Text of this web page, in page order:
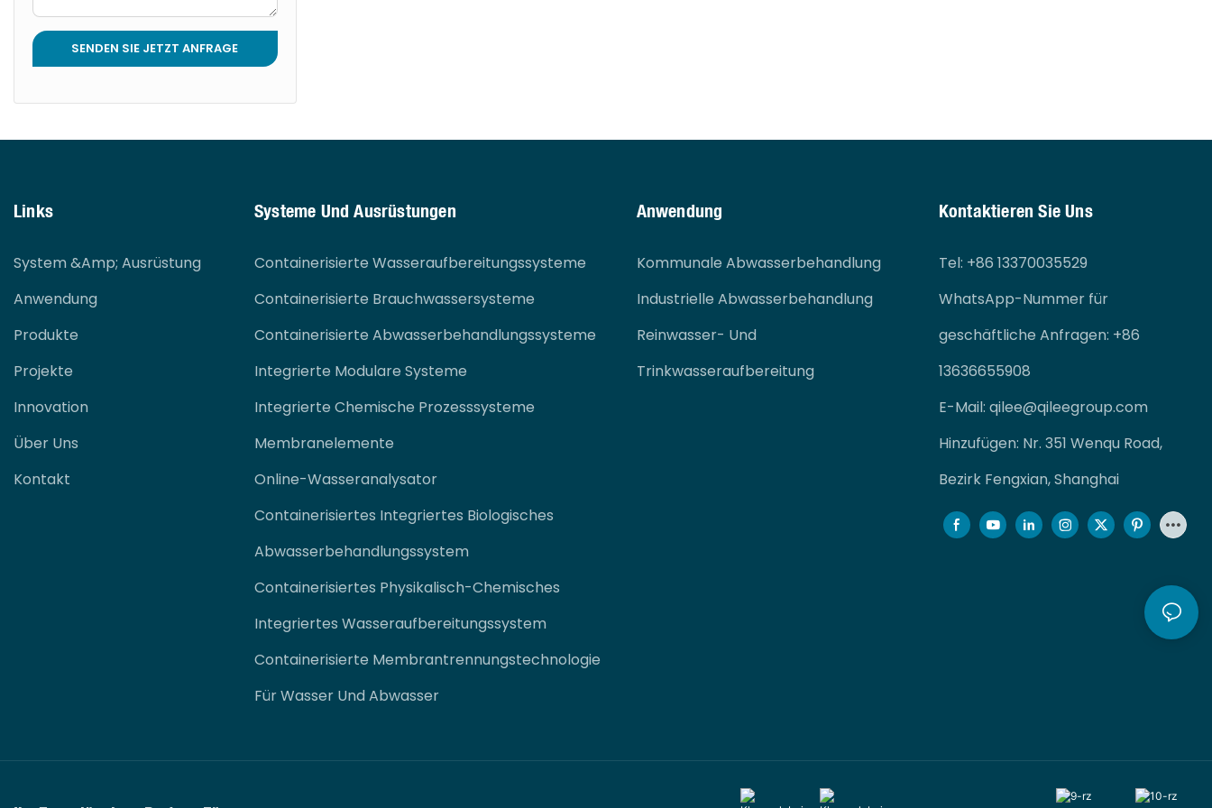
SENDEN SIE JETZT ANFRAGE
Links
System &amp; Ausrüstung
Anwendung
Produkte
Projekte
Innovation
Über Uns
Kontakt
Systeme Und Ausrüstungen
Containerisierte Wasseraufbereitungssysteme
Containerisierte Brauchwassersysteme
Containerisierte Abwasserbehandlungssysteme
Integrierte Modulare Systeme
Integrierte Chemische Prozesssysteme
Membranelemente
Online-Wasseranalysator
Containerisiertes Integriertes Biologisches
Abwasserbehandlungssystem
Containerisiertes Physikalisch-Chemisches
Integriertes Wasseraufbereitungssystem
Containerisierte Membrantrennungstechnologie
Für Wasser Und Abwasser
Anwendung
Kommunale Abwasserbehandlung
Industrielle Abwasserbehandlung
Reinwasser- Und
Trinkwasseraufbereitung
Kontaktieren Sie Uns
Tel: +86 13370035529
WhatsApp-Nummer für
geschäftliche Anfragen: +86
13636655908
E-Mail: qilee@qileegroup.com
Hinzufügen: Nr. 351 Wenqu Road,
Bezirk Fengxian, Shanghai